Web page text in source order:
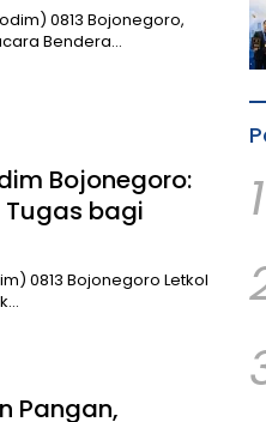
0813 Bojonegoro,
Bendera…
Bojonegoro:
bagi
0813 Bojonegoro Letkol
Pangan,
1